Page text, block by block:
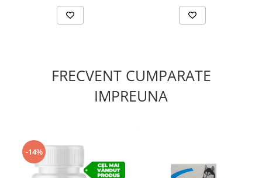
FRECVENT CUMPARATE
IMPREUNA
-14%